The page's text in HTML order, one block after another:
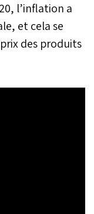
l’inflation a
et cela se
des produits